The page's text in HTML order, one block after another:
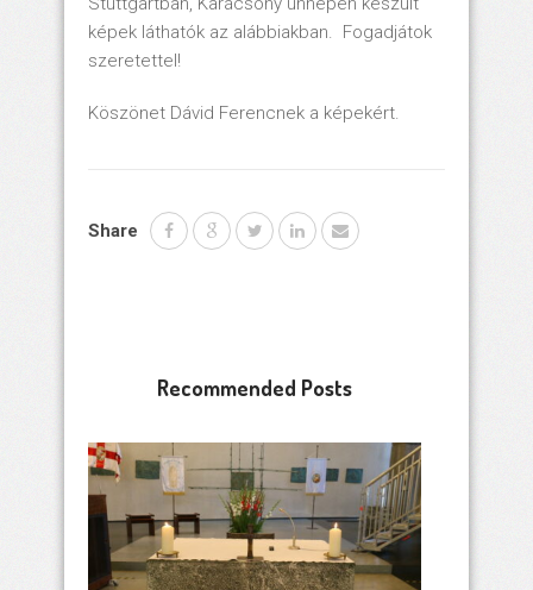
képek láthatók az alábbiakban. Fogadjátok
szeretettel!
Köszönet Dávid Ferencnek a képekért.
Share
Recommended Posts